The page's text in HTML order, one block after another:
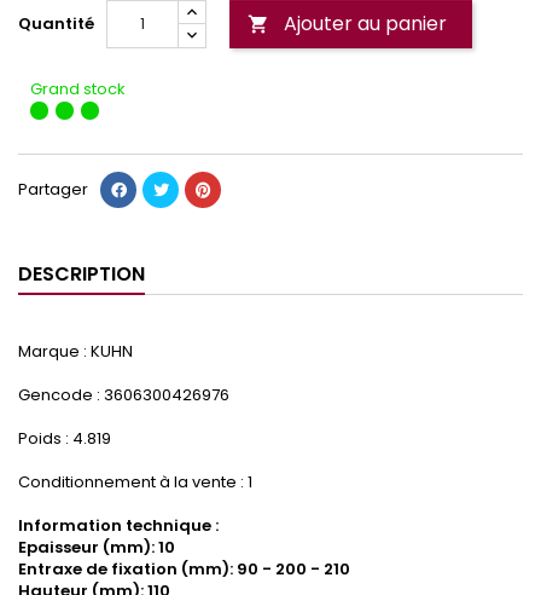
Quantité  Ajouter au panier
Grand stock
Partager
DESCRIPTION
Marque : KUHN
Gencode : 3606300426976
Poids : 4.819
Conditionnement à la vente : 1
Information technique :
Epaisseur (mm): 10
Entraxe de fixation (mm): 90 - 200 - 210